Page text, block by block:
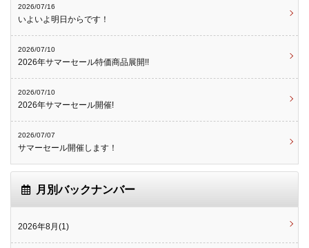
2026/07/16
いよいよ明日からです！
2026/07/10
2026年サマーセール特価商品展開!!
2026/07/10
2026年サマーセール開催!
2026/07/07
サマーセール開催します！
月別バックナンバー
2026年8月(1)